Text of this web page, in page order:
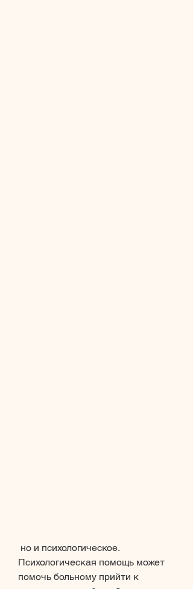
Психологическая помощь может
помочь больному прийти к